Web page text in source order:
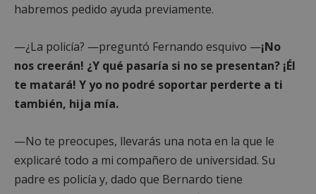
habremos pedido ayuda previamente.
—¿La policía? —preguntó Fernando esquivo —¡No
nos creerán! ¿Y qué pasaría si no se presentan? ¡Él
te matará! Y yo no podré soportar perderte a ti
también, hija mía.
—No te preocupes, llevarás una nota en la que le
explicaré todo a mi compañero de universidad. Su
padre es policía y, dado que Bernardo tiene
sp_t
Spotify Inc.
Cloudflare Inc.
.twitter.com
58 segundos